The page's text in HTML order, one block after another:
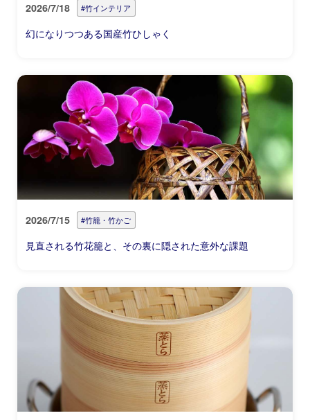
2026/7/18 #竹インテリア
幻になりつつある国産竹ひしゃく
2026/7/15 #竹籠・竹かご
見直される竹花籠と、その裏に隠された意外な課題